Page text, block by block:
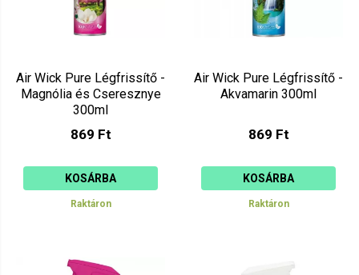
Air Wick Pure Légfrissítő -
Magnólia és Cseresznye
300ml
869 Ft
KOSÁRBA
Raktáron
Air Wick Pure Légfrissítő -
Akvamarin 300ml
869 Ft
KOSÁRBA
Raktáron